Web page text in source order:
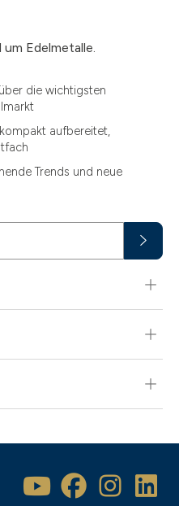
Edelmetalle.
die wichtigsten
aufbereitet,
Trends und neue